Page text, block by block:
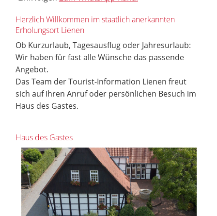
Herzlich Willkommen im staatlich anerkannten
Erholungsort Lienen
Ob Kurzurlaub, Tagesausflug oder Jahresurlaub:
Wir haben für fast alle Wünsche das passende
Angebot.
Das Team der Tourist-Information Lienen freut
sich auf Ihren Anruf oder persönlichen Besuch im
Haus des Gastes.
Haus des Gastes